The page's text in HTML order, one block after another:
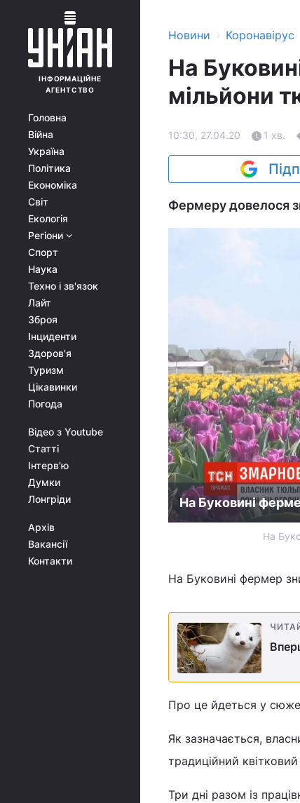
ІНФОРМАЦІЙНЕ
АГЕНТСТВО
Головна
Війна
Україна
Політика
Економіка
Світ
Екологія
Регіони
Спорт
Наука
Техно і зв'язок
Лайт
Зброя
Інциденти
Здоров'я
Туризм
Цікавинки
Погода
Відео з Youtube
Статті
Інтерв'ю
Думки
Лонгріди
Архів
Вакансії
Контакти
Новини › Коронавірус
На
мільйони
10:30, 27.04.20 1 хв.
Фермеру довелося
На Буковині
На
На Буковині фермер
Про це йдеться у
Як зазначається,
традиційний
Три дні разом із